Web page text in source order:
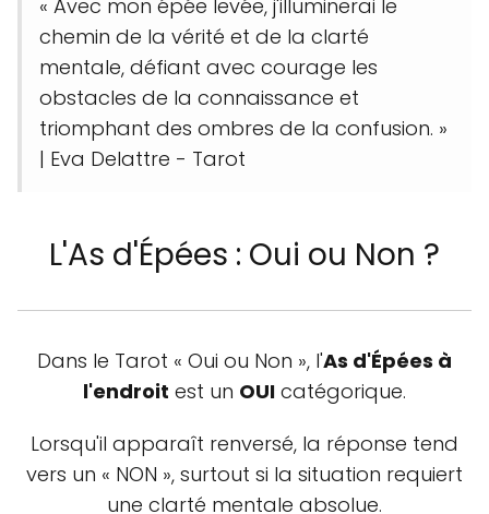
« Avec mon épée levée, j'illuminerai le
chemin de la vérité et de la clarté
mentale, défiant avec courage les
obstacles de la connaissance et
triomphant des ombres de la confusion. »
| Eva Delattre - Tarot
L'As d'Épées : Oui ou Non ?
Dans le Tarot « Oui ou Non », l'As d'Épées à
l'endroit est un OUI catégorique.
Lorsqu'il apparaît renversé, la réponse tend
vers un « NON », surtout si la situation requiert
une clarté mentale absolue.